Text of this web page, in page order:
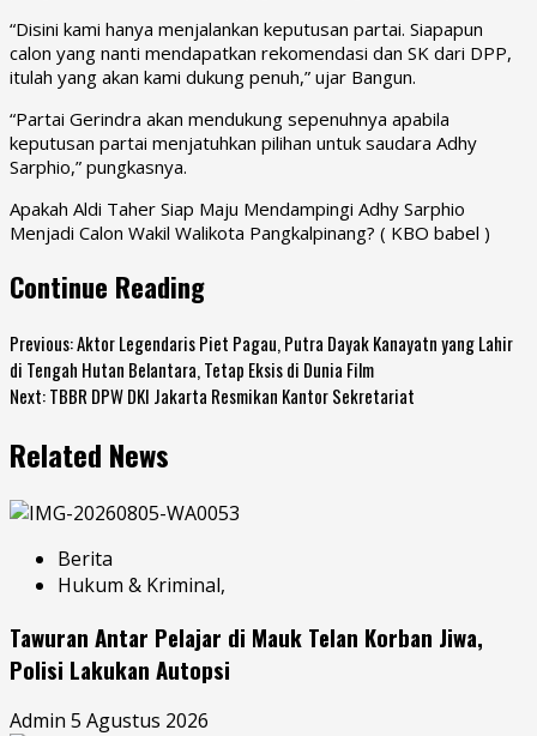
“Disini kami hanya menjalankan keputusan partai. Siapapun
calon yang nanti mendapatkan rekomendasi dan SK dari DPP,
itulah yang akan kami dukung penuh,” ujar Bangun.
“Partai Gerindra akan mendukung sepenuhnya apabila
keputusan partai menjatuhkan pilihan untuk saudara Adhy
Sarphio,” pungkasnya.
Apakah Aldi Taher Siap Maju Mendampingi Adhy Sarphio
Menjadi Calon Wakil Walikota Pangkalpinang? ( KBO babel )
Continue Reading
Previous:Aktor Legendaris Piet Pagau, Putra Dayak Kanayatn yang Lahir
di Tengah Hutan Belantara, Tetap Eksis di Dunia Film
Next:TBBR DPW DKI Jakarta Resmikan Kantor Sekretariat
Related News
Berita
Hukum & Kriminal,
Tawuran Antar Pelajar di Mauk Telan Korban Jiwa,
Polisi Lakukan Autopsi
Admin 5 Agustus 2026